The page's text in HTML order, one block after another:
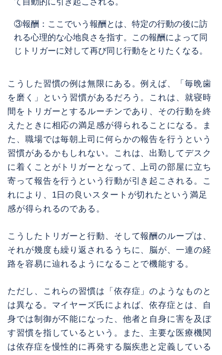
③報酬：ここでいう報酬とは、特定の行動の後に訪
れる心理的な心地良さを指す。この報酬によって同
じトリガーに対して再び同じ行動をとりたくなる。
こうした習慣の例は無限にある。例えば、「毎晩歯
を磨く」という習慣があるだろう。これは、就寝時
間をトリガーとするルーチンであり、その行動を終
えたときに相応の満足感が得られることになる。ま
た、職場では毎朝上司に何らかの報告を行うという
習慣があるかもしれない。これは、出勤してデスク
に着くことがトリガーとなって、上司の部屋に立ち
寄って報告を行うという行動が引き起こされる。こ
れにより、1日の良いスタートが切れたという満足
感が得られるのである。
こうしたトリガーと行動、そして報酬のループは、
それが幾度も繰り返されるうちに、脳が、一連の経
路を容易に辿れるようになることで機能する。
ただし、これらの習慣は「依存症」のようなものと
は異なる。マイヤーズ氏によれば、依存症とは、自
身では制御が不能になった、他者と自身に害を及ぼ
す習慣を指しているという。また、主要な医療機関
は依存症を慢性的に再発する脳疾患と定義している